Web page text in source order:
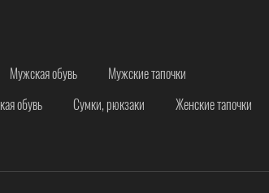
Мужская обувь
Мужские тапочки
обувь Сумки, рюкзаки
Женские тапочки